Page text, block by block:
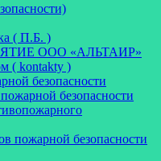
( П.Б. )
ООО «АЛЬТАИР»
( kontakty )
безопасности
безопасности
пожарной безопасности